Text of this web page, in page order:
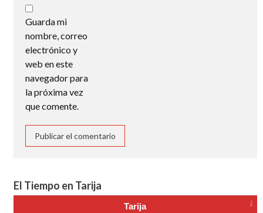
Guarda mi
nombre, correo
electrónico y
web en este
navegador para
la próxima vez
que comente.
El Tiempo en Tarija
Tarija